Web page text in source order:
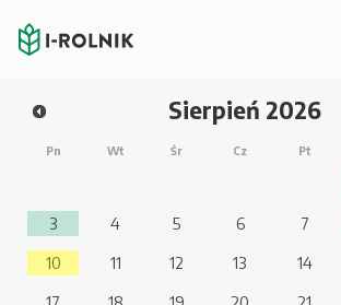
Sierpień 2026
Pn Wt Śr Cz Pt
3
4 5 6 7
10
11 12 13 14